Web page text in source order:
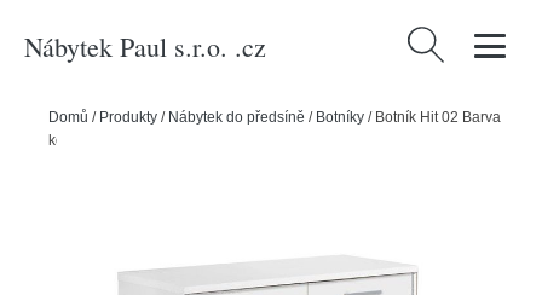
Nábytek Paul s.r.o. .cz Vyhledávání
Domů / Produkty / Nábytek do předsíně / Botníky / Botník Hit 02 Barva
korpusu: Bílá